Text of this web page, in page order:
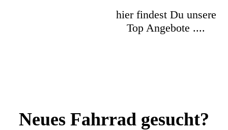
hier findest Du unsere
Top Angebote ....
Neues Fahrrad gesucht?